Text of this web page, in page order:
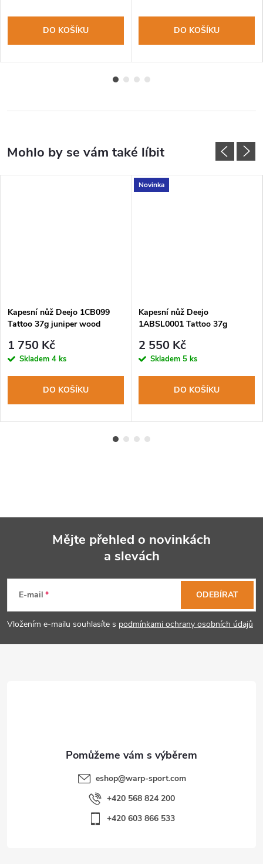
DO KOŠÍKU DO KOŠÍKU
Kapesní nůž Deejo 1CB099
Tattoo 37g juniper wood
1 750 Kč
Skladem 4 ks
DO KOŠÍKU
Novinka
Kapesní nůž Deejo
1ABSL0001 Tattoo 37g
edice
2 550 Kč
Skladem 5 ks
DO KOŠÍKU
p
a
Mějte přehled o novinkách
a slevách
E-mail
Vložením e-mailu souhlasíte s podmínkami ochrany osobních údajů
ODEBÍRAT
eshop@warp-sport.com
+420 568 824 200
+420 603 866 533